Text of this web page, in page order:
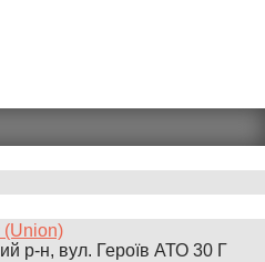
(Union)
р-н, вул. Героїв АТО 30 Г